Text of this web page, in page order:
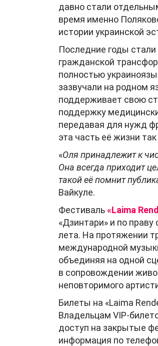
давно стали
время именно
истории украинской
Последние годы
гражданской
полностью
зазвучали на родном
поддерживает свою
поддержку
передавая для нужд
эта часть её жизни
«Оля принадлежит к
Она всегда приходит
такой её помнит
Вайкуле.
Фестиваль«Laima
«Дзинтари» и по
лета. На протяжении
международной
объединяя на одной
в сопровождении
неповторимого
Билеты на «Laima
Владельцам VIP-
доступ на закрытые
информация по